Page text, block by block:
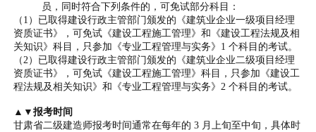
员，同时符合下列条件的，可免试部分科目：
（1）已取得建设行政主管部门颁发的《建筑业企业一级项目经理
资质证书》，可免试《建设工程施工管理》和《建设工程法规及相
关知识》科目，只参加《专业工程管理与实务》1 个科目的考试。
（2）已取得建设行政主管部门颁发的《建筑业企业二级项目经理
资质证书》，可免试《建设工程施工管理》科目，只参加《建设工
程法规及相关知识》和《专业工程管理与实务》2 个科目的考试。
▲▼报考时间
甘肃省二级建造师报考时间通常在每年的 3 月上旬至中旬，具体时